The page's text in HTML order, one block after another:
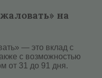
на
— это вклад с
с возможностью
от 31 до 91 дня.